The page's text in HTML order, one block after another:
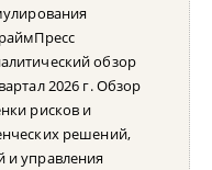
обзор
2026 г. Обзор
рисков и
решений,
и управления